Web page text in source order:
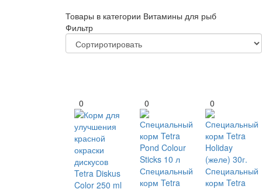
Товары в категории Витамины для рыб
Фильтр
0 0
Специальный
корм Tetra
0
Специальный
корм Tetra